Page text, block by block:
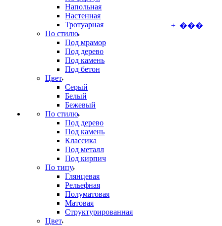
Напольная
Настенная
Тротуарная
По стилю
Под мрамор
Под дерево
Под камень
Под бетон
Цвет
Серый
Белый
Бежевый
По стилю
Под дерево
Под камень
Классика
Под металл
Под кирпич
По типу
Глянцевая
Рельефная
Полуматовая
Матовая
Структурированная
Цвет
+ ���